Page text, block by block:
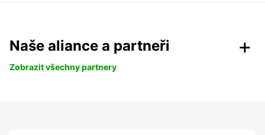
Naše aliance a partneři
Zobrazit všechny partnery